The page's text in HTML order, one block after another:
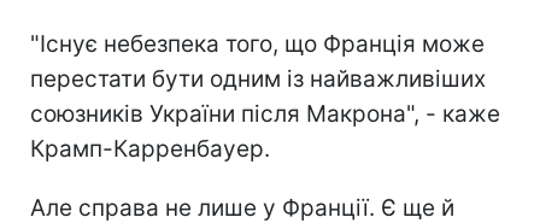
"Існує небезпека того, що Франція може
перестати бути одним із найважливіших
союзників України після Макрона", - каже
Крамп-Карренбауер.
Але справа не лише у Франції. Є ще й